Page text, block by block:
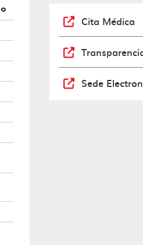
Cita Médica
Sede